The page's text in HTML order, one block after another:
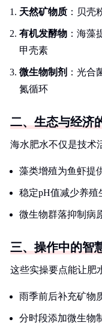
天然矿物质 ：贝壳
有机发酵物 ：海藻
甲壳素
微生物制剂 ：光合
氮循环
二、生态与经济
海水肥水不仅是技术
藻类增殖为鱼虾提
稳定pH值减少养殖
微生物群落抑制病
三、操作中的智
这些实操要点能让肥
雨季前后补充矿物
分时段添加微生物